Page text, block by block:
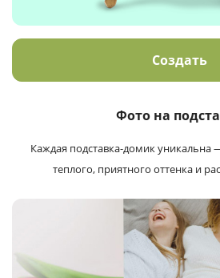
Создать
Фото на
Каждая подставка-домик уникальна
теплого, приятного оттенка и